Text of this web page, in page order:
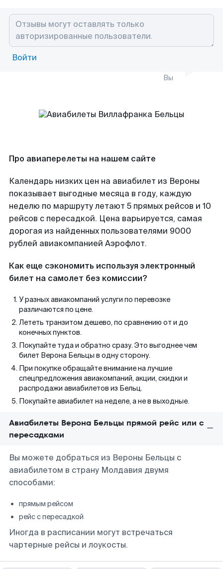
Войти
Вы
Про авиаперелеты на нашем сайте
Календарь низких цен на авиабилет из Вероны
показывает выгодные месяца в году, каждую
неделю по маршруту летают 5 прямых рейсов и 10
рейсов с пересадкой. Цена варьируется, самая
дорогая из найденных пользователями 9000
рублей авиакомпанией Аэрофлот.
Как еще сэкономить используя электронный
билет на самолет без комиссии?
У разных авиакомпаний услуги по перевозке
различаются по цене.
Лететь транзитом дешево, по сравнению от и до
конечных пунктов.
Покупайте туда и обратно сразу. Это выгоднее чем
билет Верона Бельцы в одну сторону.
При покупке обращайте внимание на лучшие
спецпредложения авиакомпаний, акции, скидки и
распродажи авиабилетов из Бельц.
Покупайте авиабилет на неделе, а не в выходные.
Авиабилеты Верона Бельцы прямой рейс или с
пересадками
Вы можете добраться из Вероны Бельцы с
авиабилетом в страну Молдавия двумя
способами:
прямым рейсом
рейс с пересадкой
Иногда в расписании могут встречаться
чартерные рейсы и лоукосты.